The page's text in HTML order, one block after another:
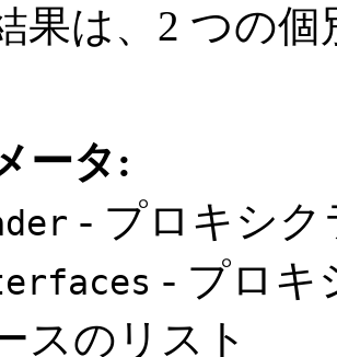
果は、2 つの
ータ:
- プロキシ
- プロキ
スのリスト